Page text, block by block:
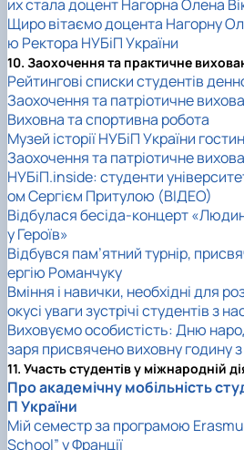
их стала доцент Нагорна Олена
Щиро вітаємо доцента Нагорну
ю Ректора НУБіП України
10. Заохочення та практичне
Рейтингові списки студентів
Заохочення та патріотичне
Виховна та спортивна робота
Музей історії НУБіП України
Заохочення та патріотичне
НУБіП.inside: студенти
ом Сергієм Притулою (ВІДЕО)
Відбулася бесіда-концерт
у Героїв»
Відбувся пам’ятний турнір,
ергію Романчуку
Вміння і навички, необхідні для
окусі уваги зустрічі студентів з
Виховуємо особистість: Дню
заря присвячено виховну годину
11. Участь студентів у міжнародній
Про академічну мобільність
П України
Мій семестр за програмою
School” у Франції